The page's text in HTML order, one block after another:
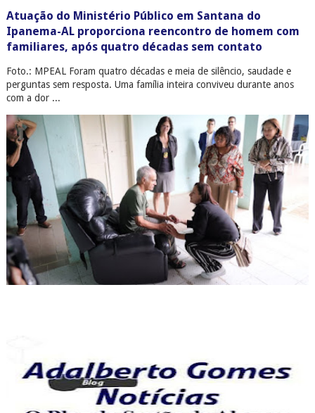
Atuação do Ministério Público em Santana do
Ipanema-AL proporciona reencontro de homem com
familiares, após quatro décadas sem contato
Foto.: MPEAL Foram quatro décadas e meia de silêncio, saudade e
perguntas sem resposta. Uma família inteira conviveu durante anos
com a dor ...